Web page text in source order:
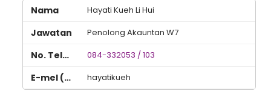
Hayati Kueh Li Hui
Penolong Akauntan W7
084-332053 / 103
hayatikueh